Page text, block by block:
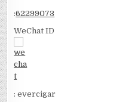
:62299073
WeChat ID
: evercigar